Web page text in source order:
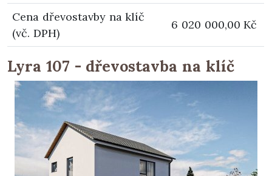
Cena dřevostavby na klíč
(vč. DPH)
6 020 000,00 Kč
Lyra 107 - dřevostavba na klíč